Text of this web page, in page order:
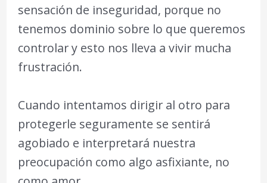
sensación de inseguridad, porque no
tenemos dominio sobre lo que queremos
controlar y esto nos lleva a vivir mucha
frustración.
Cuando intentamos dirigir al otro para
protegerle seguramente se sentirá
agobiado e interpretará nuestra
preocupación como algo asfixiante, no